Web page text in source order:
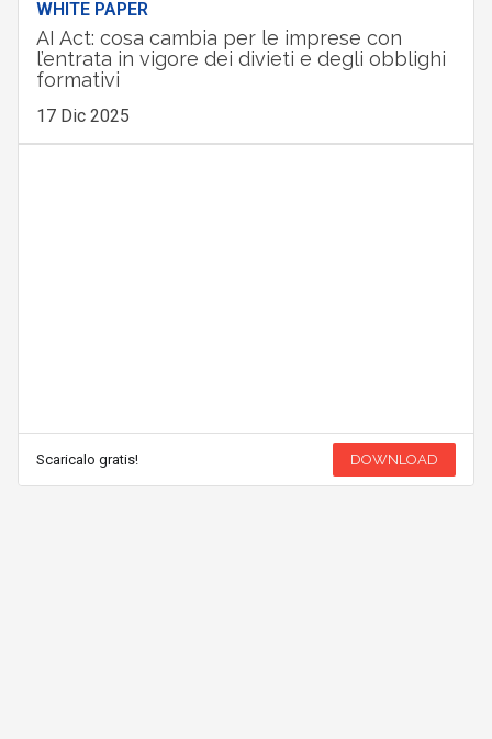
WHITE PAPER
AI Act: cosa cambia per le imprese con
l’entrata in vigore dei divieti e degli obblighi
formativi
17 Dic 2025
Scaricalo gratis! DOWNLOAD